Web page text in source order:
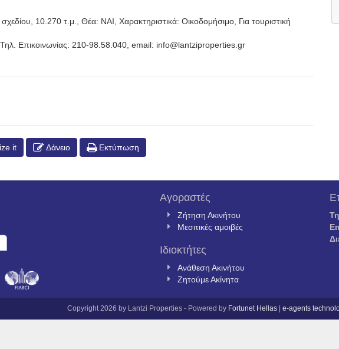
10.270 τ.μ., Θέα: ΝΑΙ, Χαρακτηριστικά: Οικοδομήσιμο, Για τουριστική
Επικοινωνίας: 210-98.58.040, email: info@lantziproperties.gr
it Δάνειο Εκτύπωση
Αγοραστές
Ζήτηση Ακινήτου
Μεσιτικές αμοιβές
Ιδιοκτήτες
Ανάθεση Ακινήτου
Ζητούμε Ακίνητα
Copyright 2026 by Lantzi Properties - Powered by Fortunet Hellas | e-agents